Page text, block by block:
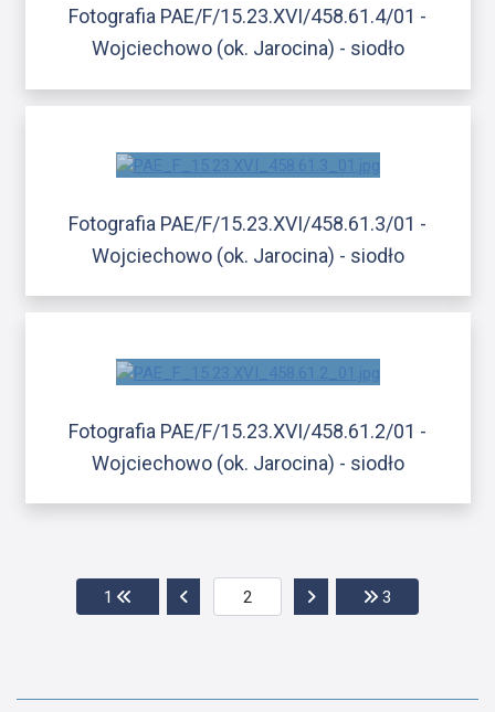
Fotografia PAE/F/15.23.XVI/458.61.4/01 -
Wojciechowo (ok. Jarocina) - siodło
Fotografia PAE/F/15.23.XVI/458.61.3/01 -
Wojciechowo (ok. Jarocina) - siodło
Fotografia PAE/F/15.23.XVI/458.61.2/01 -
Wojciechowo (ok. Jarocina) - siodło
1 Przejdź do pierwszej strony
Przejdź do poprzedniej stronyPrzejdź do następnej
3